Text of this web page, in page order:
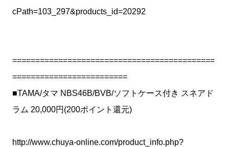
cPath=103_297&products_id=20292
============================================
=========================
■TAMA/タマ NBS46B/BVB/ソフトケース付き スネアド
ラム 20,000円(200ポイント還元)
http://www.chuya-online.com/product_info.php?